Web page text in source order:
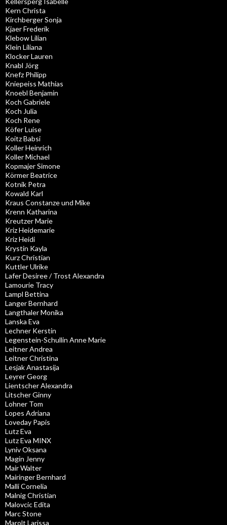
Kern Christa
Kirchberger Sonja
Kjaer Frederik
Klebow Lilian
Klein Liliana
Klocker Lauren
Knabl Jörg
Knefz Philipp
Kniepeiss Mathias
Knoebl Benjamin
Koch Gabriele
Koch Julia
Koch Rene
Köfer Luise
Koitz Babsi
Koller Heinrich
Koller Michael
Kopmajer Simone
Körmer Beatrice
Kotnik Petra
Kowald Karl
Kraus Constanze und Mike
Krenn Katharina
Kreutzer Marie
Kriz Heidemarie
Kriz Heidi
Krystin Kayla
Kurz Christian
Kuttler Ulrike
Lafer Desiree / Trost Alexandra
Lamourie Tracy
Lampl Bettina
Langer Bernhard
Langthaler Monika
Lanska Eva
Lechner Kerstin
Legenstein-Schullin Anne Marie
Leitner Andrea
Leitner Christina
Lesjak Anastasija
Leyrer Georg
Lientscher Alexandra
Litscher Ginny
Lohner Tom
Lopes Adriana
Loveday Papis
Lutz Eva
Lutz Eva MINX
Lyniv Oksana
Magin Jenny
Mair Walter
Mairinger Bernhard
Malli Cornelia
Malnig Christian
Malovcic Edita
Marc Stone
Marolt Larissa